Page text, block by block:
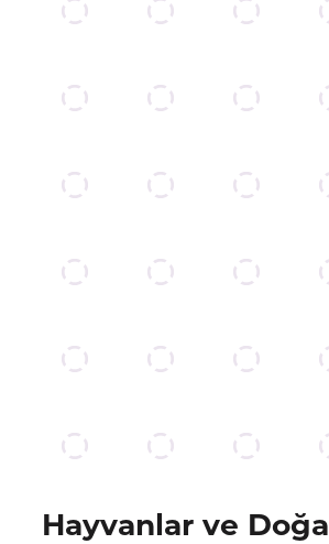
Hayvanlar ve Doğa